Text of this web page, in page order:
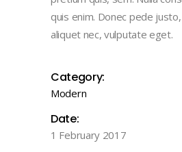
quis enim. Donec pede
aliquet nec, vulputate eget.
Category:
Modern
Date:
1 February 2017